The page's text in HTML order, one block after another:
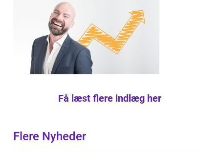
Få læst flere indlæg her
Flere Nyheder